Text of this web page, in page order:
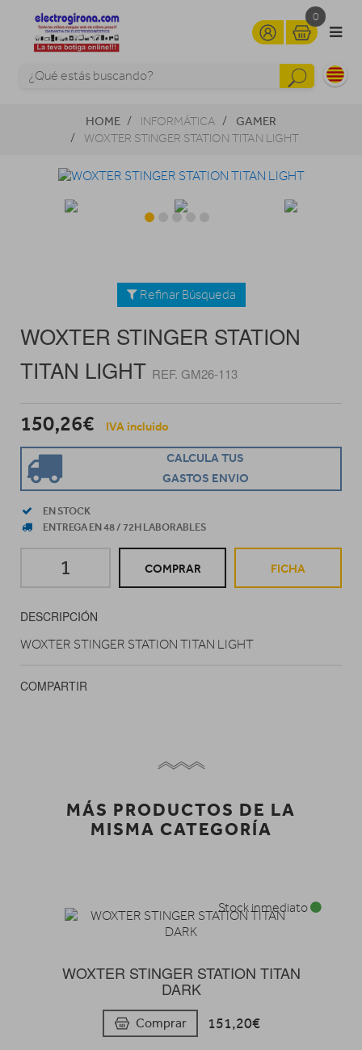
0
HOME INFORMÁTICA GAMER
WOXTER STINGER STATION TITAN LIGHT
Refinar Búsqueda
WOXTER STINGER STATION
TITAN LIGHT REF. GM26-113
150,26€ IVA incluido
CALCULA TUS
GASTOS ENVIO
EN STOCK
ENTREGA EN 48 / 72H LABORABLES
COMPRAR FICHA
DESCRIPCIÓN
WOXTER STINGER STATION TITAN LIGHT
COMPARTIR
MÁS PRODUCTOS DE LA
MISMA CATEGORÍA
WOXTER STINGER STATION TITAN
DARK
Comprar 151,20€
Stock inmediato